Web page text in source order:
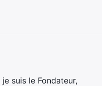
suis le Fondateur,